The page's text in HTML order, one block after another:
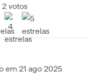
votos
em 21 ago 2025